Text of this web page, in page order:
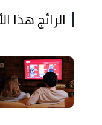
الرائج هذا